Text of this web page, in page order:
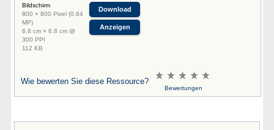
Bildschirm
800 × 800 Pixel (0.64
MP)
6.8 cm × 6.8 cm @
300 PPI
112 KB
Download
Anzeigen
Wie bewerten Sie diese Ressource?
Bewertungen